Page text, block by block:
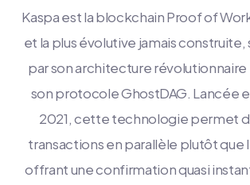
Kaspa est la blockchain Proof of
et la plus évolutive jamais
par son architecture révolutionnaire
son protocole GhostDAG. Lancée
2021, cette technologie permet
transactions en parallèle plutôt que
offrant une confirmation quasi